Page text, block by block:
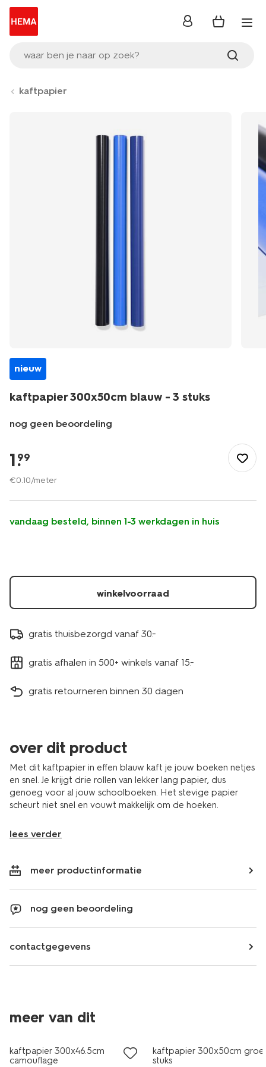
waar ben je naar op zoek?
inloggen
kaftpapier
nieuw
kaftpapier 300x50cm blauw - 3 stuks
nog geen beoordeling
kantoor/kaften-
etiketten/kaftpapier/kaftpapier-
300x50cm-
-
stuks-
1.
99
€0.10/meter
vandaag besteld, binnen 1-3 werkdagen in huis
winkelvoorraad
gratis thuisbezorgd vanaf 30.-
gratis afhalen in 500+ winkels vanaf 15.-
gratis retourneren binnen 30 dagen
over dit product
Met dit kaftpapier in effen blauw kaft je jouw boeken netjes
en snel. Je krijgt drie rollen van lekker lang papier, dus
genoeg voor al jouw schoolboeken. Het stevige papier
scheurt niet snel en vouwt makkelijk om de hoeken.
lees verder
meer productinformatie
nog geen beoordeling
contactgegevens
meer van dit
nieuw
kaftpapier 300x46.5cm
camouflage
kaftpapier 300x50cm
stuks